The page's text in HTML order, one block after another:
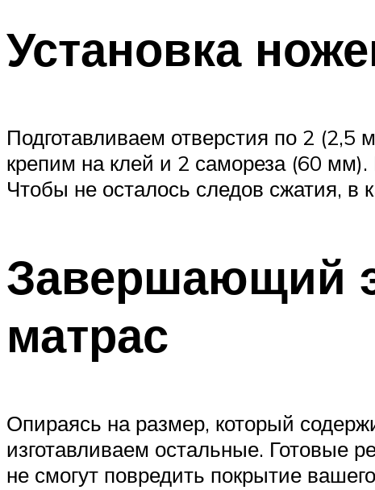
Установка
Подготавливаем отверстия по 2
крепим на клей и 2 самореза (60
Чтобы не осталось следов сжатия, в
Завершающий
матрас
Опираясь на размер, который
изготавливаем остальные. Готовые
не смогут повредить покрытие